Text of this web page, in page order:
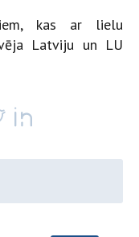
kas ar lielu
Latviju un LU